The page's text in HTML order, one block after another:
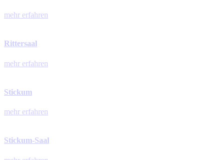
mehr erfahren
Rittersaal
mehr erfahren
Stickum
mehr erfahren
Stickum-Saal